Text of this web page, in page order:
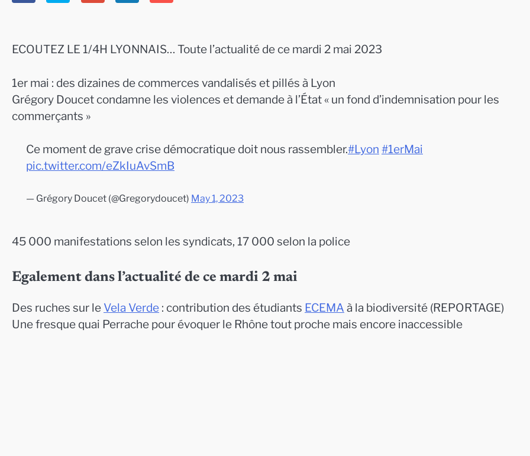
ECOUTEZ LE 1/4H LYONNAIS… Toute l’actualité de ce mardi 2 mai 2023
1er mai : des dizaines de commerces vandalisés et pillés à Lyon
Grégory Doucet condamne les violences et demande à l’État « un fond d’indemnisation pour les
commerçants »
Ce moment de grave crise démocratique doit nous rassembler.#Lyon #1erMai
pic.twitter.com/eZkIuAvSmB
— Grégory Doucet (@Gregorydoucet) May 1, 2023
45 000 manifestations selon les syndicats, 17 000 selon la police
Egalement dans l’actualité de ce mardi 2 mai
Des ruches sur le Vela Verde : contribution des étudiants ECEMA à la biodiversité (REPORTAGE)
Une fresque quai Perrache pour évoquer le Rhône tout proche mais encore inaccessible